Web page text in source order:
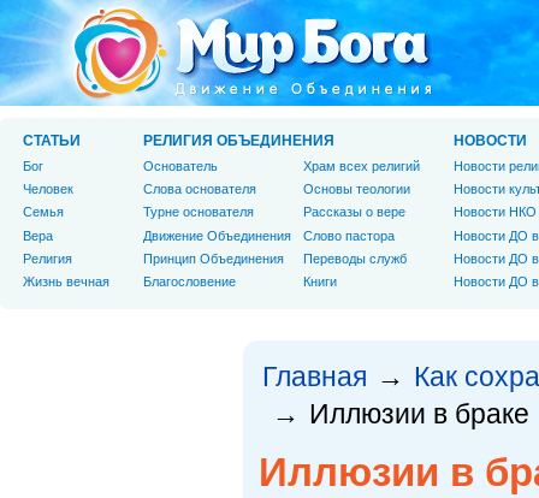
Главная → Как
→ Иллюзии в браке
Иллюзии в
СТАТЬИ
Бог
Человек
Cемья
Вера
Религия
Жизнь вечная
РЕЛИГИЯ ОБЪЕДИНЕНИЯ
Основатель
Слова основателя
Турне основателя
Движение Объединения
Принцип Объединения
Благословение
Храм всех религий
Основы теологии
Рассказы о вере
Слово пастора
Переводы служб
Книги
НОВОСТИ
Новости
Новости
Новости НКО
Новости ДО
Новости ДО
Новости ДО